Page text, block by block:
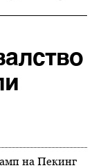
на Пекинг